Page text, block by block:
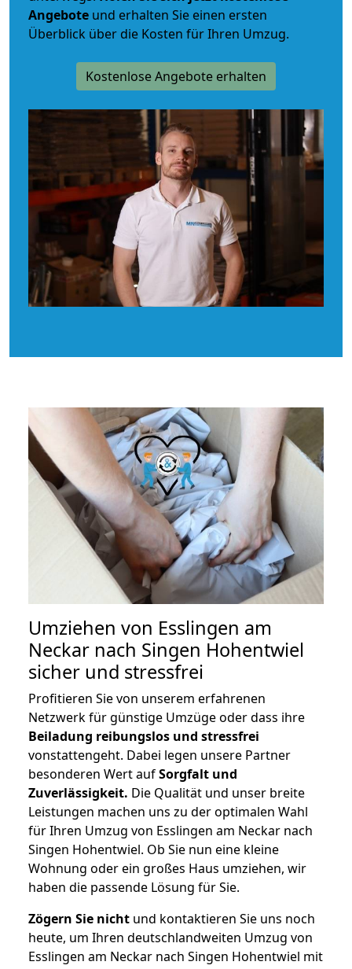
Angebote und erhalten Sie einen ersten
Überblick über die Kosten für Ihren Umzug.
Kostenlose Angebote erhalten
Umziehen von Esslingen am
Neckar nach Singen Hohentwiel
sicher und stressfrei
Profitieren Sie von unserem erfahrenen
Netzwerk für günstige Umzüge oder dass ihre
Beiladung reibungslos und stressfrei
vonstattengeht. Dabei legen unsere Partner
besonderen Wert aufSorgfalt und
Zuverlässigkeit. Die Qualität und unser breite
Leistungen machen uns zu der optimalen Wahl
für Ihren Umzug von Esslingen am Neckar nach
Singen Hohentwiel. Ob Sie nun eine kleine
Wohnung oder ein großes Haus umziehen, wir
haben die passende Lösung für Sie.
Zögern Sie nicht und kontaktieren Sie uns noch
heute, um Ihren deutschlandweiten Umzug von
Esslingen am Neckar nach Singen Hohentwiel mit